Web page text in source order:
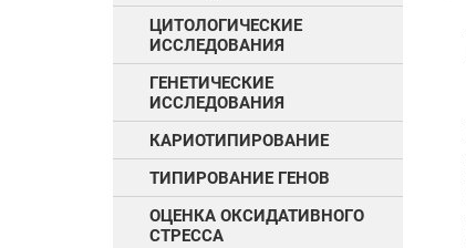
ЦИТОЛОГИЧЕСКИЕ
ИССЛЕДОВАНИЯ
ГЕНЕТИЧЕСКИЕ
ИССЛЕДОВАНИЯ
КАРИОТИПИРОВАНИЕ
ТИПИРОВАНИЕ ГЕНОВ
ОЦЕНКА ОКСИДАТИВНОГО
СТРЕССА